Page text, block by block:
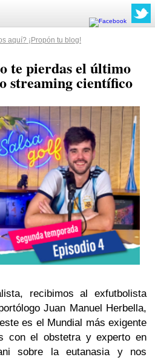
aquí? ¡Propón tu blog!
te pierdas el último
streaming científico
recibimos al exfutbolista
Juan Manuel Herbella,
es el Mundial más exigente
con el obstetra y experto en
sobre la eutanasia y nos